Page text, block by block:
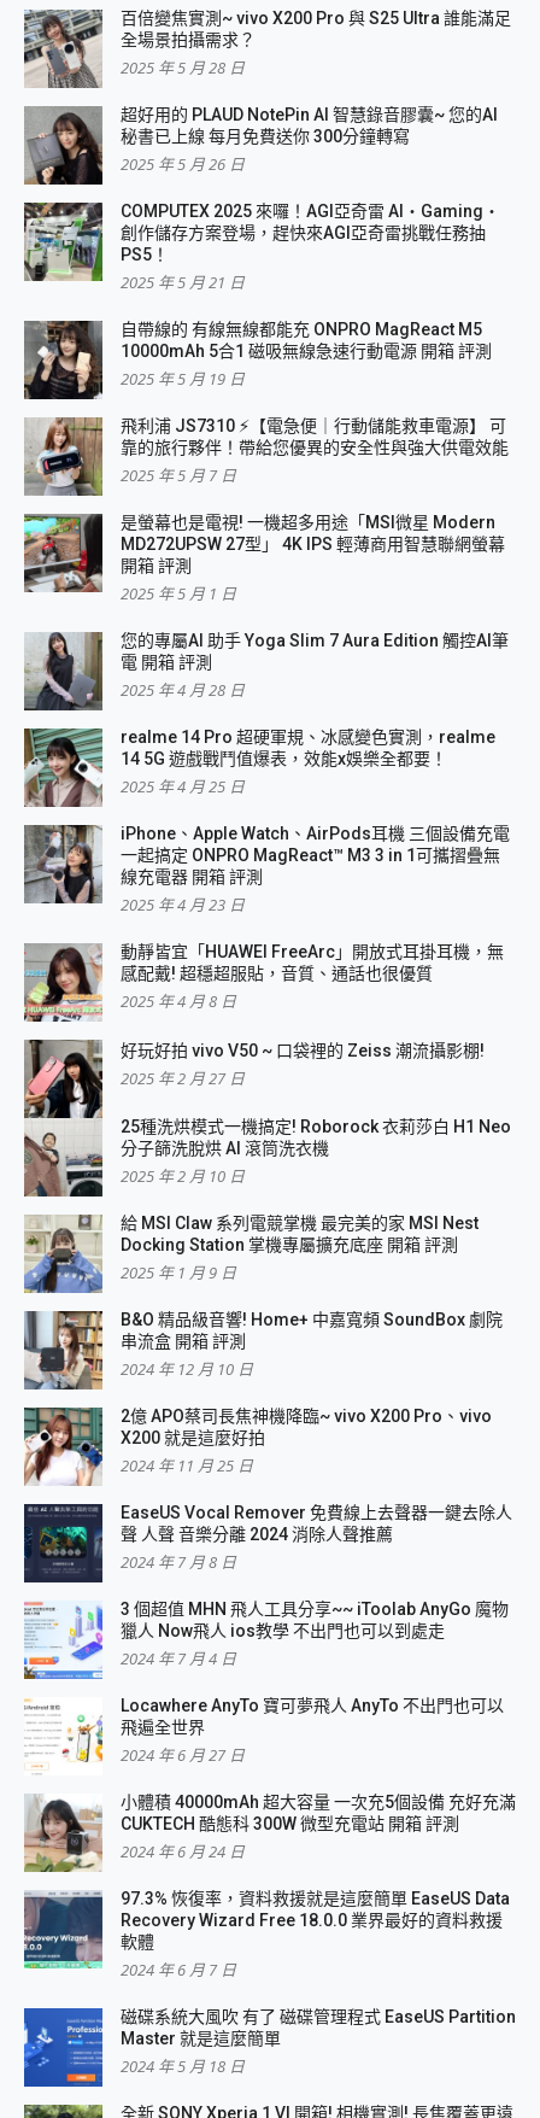
百倍變焦實測~ vivo X200 Pro 與 S25 Ultra 誰能滿足
全場景拍攝需求？
2025 年 5 月 28 日
超好用的 PLAUD NotePin AI 智慧錄音膠囊~ 您的AI
秘書已上線 每月免費送你 300分鐘轉寫
2025 年 5 月 26 日
COMPUTEX 2025 來囉！AGI亞奇雷 AI・Gaming・
創作儲存方案登場，趕快來AGI亞奇雷挑戰任務抽
PS5！
2025 年 5 月 21 日
自帶線的 有線無線都能充 ONPRO MagReact M5
10000mAh 5合1 磁吸無線急速行動電源 開箱 評測
2025 年 5 月 19 日
飛利浦 JS7310 ⚡【電急便｜行動儲能救車電源】 可
靠的旅行夥伴！帶給您優異的安全性與強大供電效能
2025 年 5 月 7 日
是螢幕也是電視! 一機超多用途「MSI微星 Modern
MD272UPSW 27型」 4K IPS 輕薄商用智慧聯網螢幕
開箱 評測
2025 年 5 月 1 日
您的專屬AI 助手 Yoga Slim 7 Aura Edition 觸控AI筆
電 開箱 評測
2025 年 4 月 28 日
realme 14 Pro 超硬軍規、冰感變色實測，realme
14 5G 遊戲戰鬥值爆表，效能x娛樂全都要！
2025 年 4 月 25 日
iPhone、Apple Watch、AirPods耳機 三個設備充電
一起搞定 ONPRO MagReact™ M3 3 in 1可攜摺疊無
線充電器 開箱 評測
2025 年 4 月 23 日
動靜皆宜「HUAWEI FreeArc」開放式耳掛耳機，無
感配戴! 超穩超服貼，音質、通話也很優質
2025 年 4 月 8 日
好玩好拍 vivo V50 ~ 口袋裡的 Zeiss 潮流攝影棚!
2025 年 2 月 27 日
25種洗烘模式一機搞定! Roborock 衣莉莎白 H1 Neo
分子篩洗脫烘 AI 滾筒洗衣機
2025 年 2 月 10 日
給 MSI Claw 系列電競掌機 最完美的家 MSI Nest
Docking Station 掌機專屬擴充底座 開箱 評測
2025 年 1 月 9 日
B&O 精品級音響! Home+ 中嘉寬頻 SoundBox 劇院
串流盒 開箱 評測
2024 年 12 月 10 日
2億 APO蔡司長焦神機降臨~ vivo X200 Pro、vivo
X200 就是這麼好拍
2024 年 11 月 25 日
EaseUS Vocal Remover 免費線上去聲器一鍵去除人
聲 人聲 音樂分離 2024 消除人聲推薦
2024 年 7 月 8 日
3 個超值 MHN 飛人工具分享~~ iToolab AnyGo 魔物
獵人 Now飛人 ios教學 不出門也可以到處走
2024 年 7 月 4 日
Locawhere AnyTo 寶可夢飛人 AnyTo 不出門也可以
飛遍全世界
2024 年 6 月 27 日
小體積 40000mAh 超大容量 一次充5個設備 充好充滿
CUKTECH 酷態科 300W 微型充電站 開箱 評測
2024 年 6 月 24 日
97.3% 恢復率，資料救援就是這麼簡單 EaseUS Data
Recovery Wizard Free 18.0.0 業界最好的資料救援
軟體
2024 年 6 月 7 日
磁碟系統大風吹 有了 磁碟管理程式 EaseUS Partition
Master 就是這麼簡單
2024 年 5 月 18 日
全新 SONY Xperia 1 VI 開箱! 相機實測! 長焦覆蓋更遠